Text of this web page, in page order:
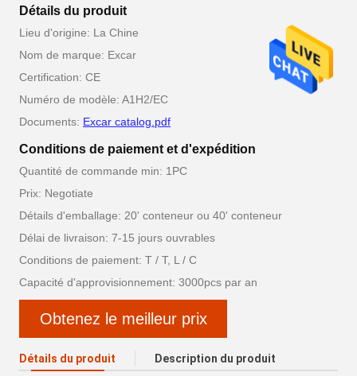
Détails du produit
Lieu d'origine: La Chine
Nom de marque: Excar
Certification: CE
Numéro de modèle: A1H2/EC
Documents: Excar catalog.pdf
Conditions de paiement et d'expédition
Quantité de commande min: 1PC
Prix: Negotiate
Détails d'emballage: 20' conteneur ou 40' conteneur
Délai de livraison: 7-15 jours ouvrables
Conditions de paiement: T / T, L / C
Capacité d'approvisionnement: 3000pcs par an
Obtenez le meilleur prix
Détails du produit Description du produit